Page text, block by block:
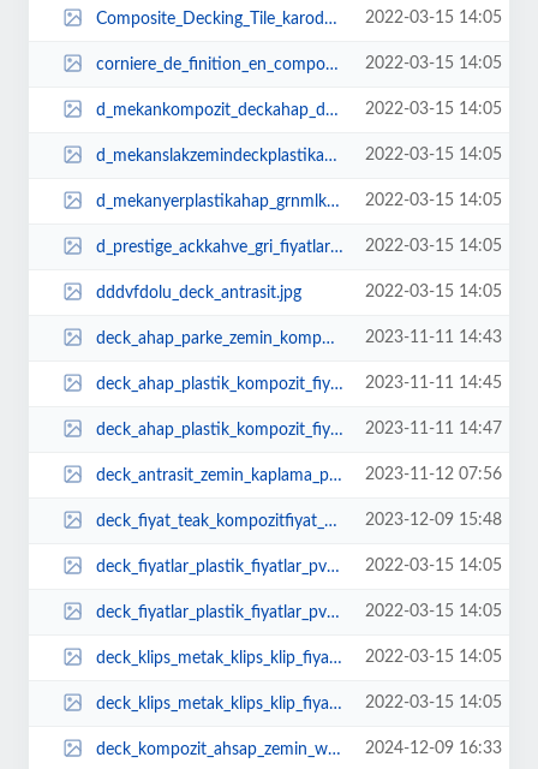
Composite_Decking_Tile_karodeckplastikgemelikarobalkonbaheplastik_gemelifiyat... 2022-03-15 14:05
corniere_de_finition_en_composite_anthracite___kebentdeckke_kapamaaln_kapama.jpg 2022-03-15 14:05
d_mekankompozit_deckahap_deckfiyatlarrenkmodel_ANTRAST_ARE___3.jpg 2022-03-15 14:05
d_mekanslakzemindeckplastikahapzeminkaplamademeTEAK_ARE.jpg 2022-03-15 14:05
d_mekanyerplastikahap_grnmlkompozit_deckzemin_kaplamafiyatlar__1.jpg 2022-03-15 14:05
d_prestige_ackkahve_gri_fiyatlar_kahve_dek_kompozit_deck_fiyatlar_reticileri_... 2022-03-15 14:05
dddvfdolu_deck_antrasit.jpg 2022-03-15 14:05
deck_ahap_parke_zemin_kompozit_plastik_fiyat.png 2023-11-11 14:43
deck_ahap_plastik_kompozit_fiyatlar.png 2023-11-11 14:45
deck_ahap_plastik_kompozit_fiyatlar_1.png 2023-11-11 14:47
deck_antrasit_zemin_kaplama_plastik_ahap.jpeg 2023-11-12 07:56
deck_fiyat_teak_kompozitfiyat_kompozitdeckfiyat_m2_zemin_kaplama___Kopya.jpeg 2023-12-09 15:48
deck_fiyatlar_plastik_fiyatlar_pvcfiyatlar_zeminkaplama_ahapfiyatlar_ucuzdeck... 2022-03-15 14:05
deck_fiyatlar_plastik_fiyatlar_pvcfiyatlar_zeminkaplama_ahapfiyatlar_ucuzdeck... 2022-03-15 14:05
deck_klips_metak_klips_klip_fiyatlar.jpg 2022-03-15 14:05
deck_klips_metak_klips_klip_fiyatlarpaslanmaz_klips.jpg 2022-03-15 14:05
deck_kompozit_ahsap_zemin_wpc_karkas.jpeg 2024-12-09 16:33